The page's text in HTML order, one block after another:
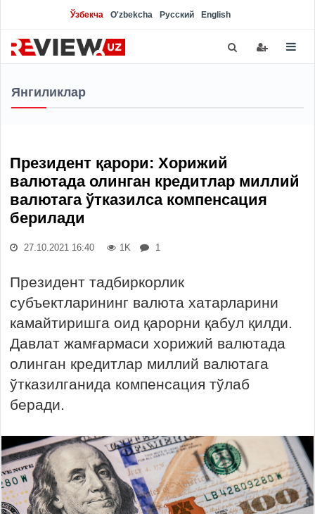
Ўзбекча O'zbekcha Русский English
Янгиликлар
Президент қарори: Хорижий
валютада олинган кредитлар миллий
валютага ўтказилса компенсация
берилади
27.10.2021 16:40 1K 1
Президент тадбиркорлик
субъектларининг валюта хатарларини
камайтиришга оид қарорни қабул қилди.
Давлат жамғармаси хорижий валютада
олинган кредитлар миллий валютага
ўтказилганида компенсация тўлаб
беради.